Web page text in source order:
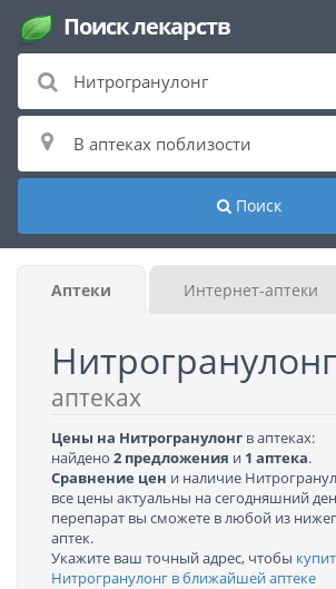
Поиск лекарств
Поиск
Аптеки Интернет-аптеки
Нитрогранулонг
аптеках
Цены на Нитрогранулонг в аптеках:
найдено 2 предложения и 1 аптека.
Сравнение цен и наличие
все цены актуальны на сегодняшний
перепарат вы сможете в любой из
аптек.
Укажите ваш точный адрес, чтобы
Нитрогранулонг в ближайшей аптеке